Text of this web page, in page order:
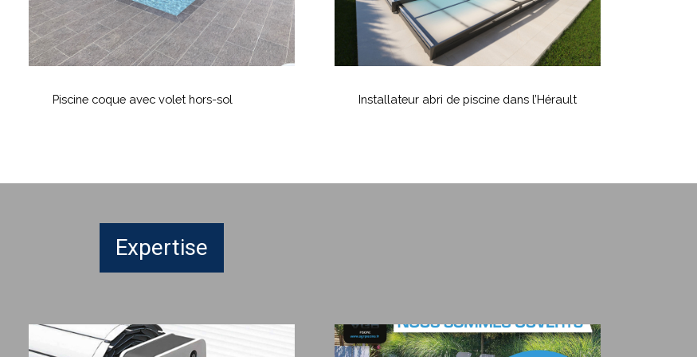
coquePiscine coque avec volet hors-sol Installateur abri de piscine dans l’Hérault
Expertise
Volet
Hors-
Nous
sommes